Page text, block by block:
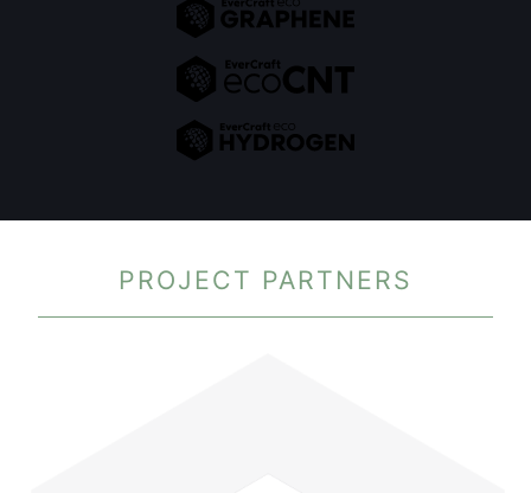
PROJECT PARTNERS